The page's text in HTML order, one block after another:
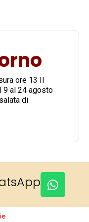
ore 13 Il
9 al 24 agosto
di